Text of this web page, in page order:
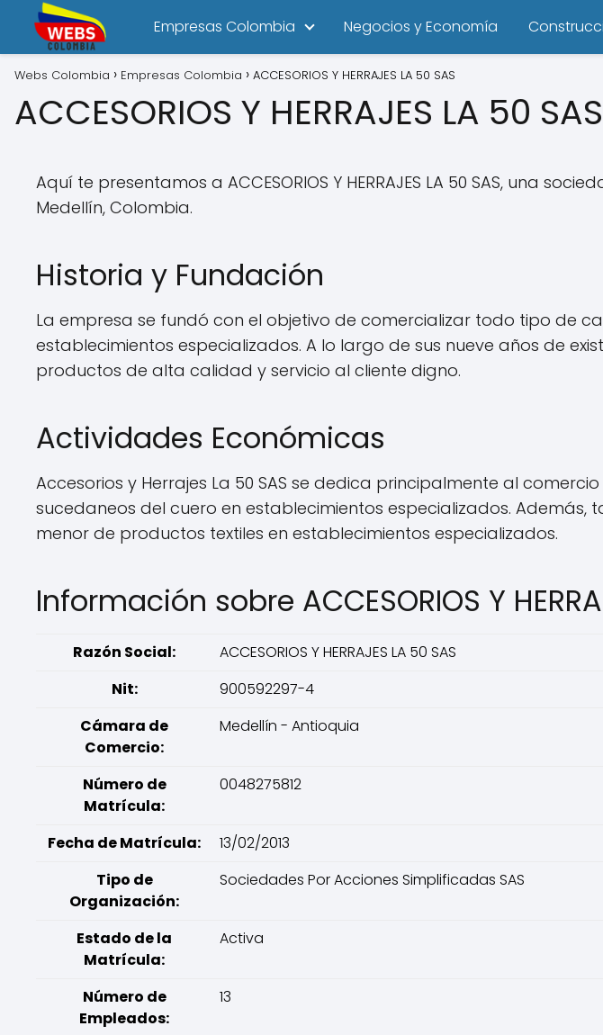
Empresas Colombia Negocios y Economía
Webs Colombia Empresas Colombia ACCESORIOS Y HERRAJES LA 50 SAS
ACCESORIOS Y HERRAJES LA 50 SAS
Aquí te presentamos a ACCESORIOS Y HERRAJES LA 50 SAS, una
Medellín, Colombia.
Historia y Fundación
La empresa se fundó con el objetivo de comercializar todo tipo de
establecimientos especializados. A lo largo de sus nueve años de
productos de alta calidad y servicio al cliente digno.
Actividades Económicas
Accesorios y Herrajes La 50 SAS se dedica principalmente al
sucedaneos del cuero en establecimientos especializados.
menor de productos textiles en establecimientos especializados.
Información sobre ACCESORIOS Y
Razón Social:
ACCESORIOS Y HERRAJES LA 50 SAS
Nit:
900592297-4
Cámara de
Comercio:
Medellín - Antioquia
Número de
Matrícula:
0048275812
Fecha de Matrícula:
13/02/2013
Tipo de
Organización:
Sociedades Por Acciones Simplificadas SAS
Estado de la
Matrícula:
Activa
Número de
Empleados:
13